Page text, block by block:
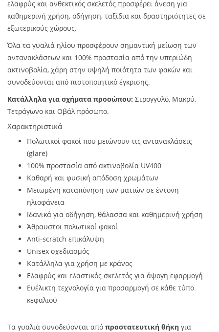
ελαφρύς και ανθεκτικός σκελετός προσφέρει άνεση για
καθημερινή χρήση, οδήγηση, ταξίδια και δραστηριότητες σε
εξωτερικούς χώρους.
Όλα τα γυαλιά ηλίου προσφέρουν σημαντική μείωση των
αντανακλάσεων και 100% προστασία από την υπεριώδη
ακτινοβολία, χάρη στην υψηλή ποιότητα των φακών και
συνοδεύονται από πιστοποιητικό έγκρισης.
Κατάλληλα για σχήματα προσώπου: Στρογγυλό, Μακρύ,
Τετράγωνο και Οβάλ πρόσωπο.
Χαρακτηριστικά
Πολωτικοί φακοί που μειώνουν τις αντανακλάσεις
(glare)
100% προστασία από ακτινοβολία UV400
Καθαρή και φυσική απόδοση χρωμάτων
Μειωμένη καταπόνηση των ματιών σε έντονη
ηλιοφάνεια
Ιδανικά για οδήγηση, θάλασσα και καθημερινή χρήση
Άθραυστοι πολωτικοί φακοί
Anti-scratch επικάλυψη
Unisex σχεδιασμός
Κατάλληλα για χρήση με κράνος
Ελαφρύς και ελαστικός σκελετός για άψογη εφαρμογή
Ευέλικτη τεχνολογία για προσαρμογή σε κάθε τύπο
κεφαλιού
Τα γυαλιά συνοδεύονται από προστατευτική θήκη για